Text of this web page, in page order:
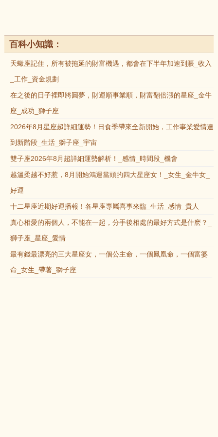
百科小知識：
天蠍座記住，所有被拖延的財富機遇，都會在下半年加速到賬_收入
_工作_資金規劃
在之後的日子裡即將圓夢，財運順事業順，財富翻倍漲的星座_金牛
座_成功_獅子座
2026年8月星座超詳細運勢！日食季帶來全新開始，工作事業愛情達
到新階段_生活_獅子座_宇宙
雙子座2026年8月超詳細運勢解析！_感情_時間段_機會
越溫柔越不好惹，8月開始鴻運當頭的四大星座女！_女生_金牛女_
好運
十二星座近期好運播報！各星座專屬喜事來臨_生活_感情_貴人
真心相愛的兩個人，不能在一起，分手後相處的最好方式是什麽？_
獅子座_星座_愛情
最有錢最漂亮的三大星座女，一個公主命，一個鳳凰命，一個富婆
命_女生_帶著_獅子座